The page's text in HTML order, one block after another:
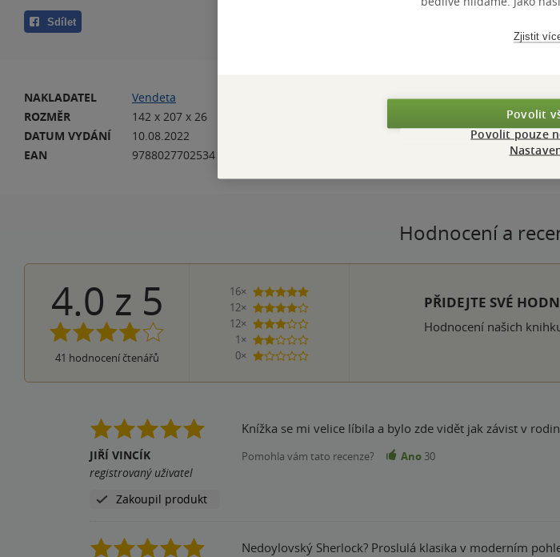
Sdílet
NAKLADATEL
Vendeta
ROZMĚR
142 x 207 x 26
DATUM VYDÁNÍ
10.08.2022
EAN
9788027702534
pevná vazba
čeština
Hodnocení a
4.0 z 5
41 hodnocení čtenářů
16×
5 hvězdiček
12×
4 hvězdičky
12×
3 hvězdičky
1×
2 hvězdičky
0×
1 hvezdička
PŘIDEJTE SVÉ
Hodnocení našich
JIŘÍ VINCÍK
registrovaný uživatel
Zakoupil produkt
Pomohla vám tato recenze? Ano 30
Nedoylovský Sherlock? Proslulá klasika v moderním pohledu a světle Viktoriánské
Zjistit
Povolit
Povolit pouze